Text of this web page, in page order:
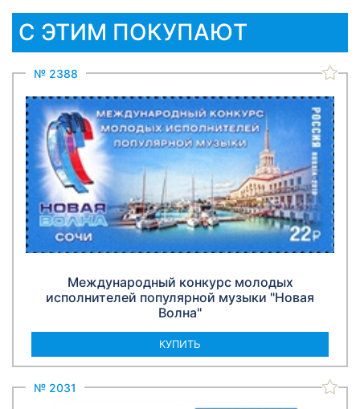
С ЭТИМ ПОКУПАЮТ
№ 2388
Международный конкурс молодых
исполнителей популярной музыки "Новая
Волна"
КУПИТЬ
№ 2031